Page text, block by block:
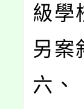
級學
另案
六